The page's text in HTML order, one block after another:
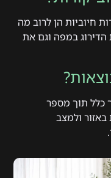
חיוביות הן לרוב מה
במפה וגם את
כלל תוך מספר
ולמצב